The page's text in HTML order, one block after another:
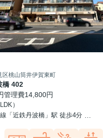
区桃山筒井伊賀東町
橋 402
管理費14,800円
）
「近鉄丹波橋」駅 徒歩4分